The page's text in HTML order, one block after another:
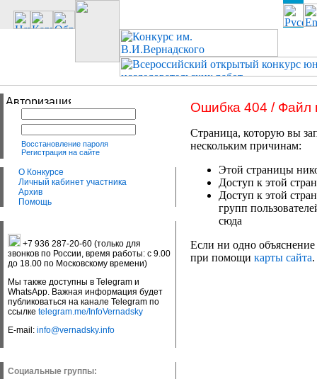
Восстановление пароля
Регистрация на сайте
О Конкурсе
Личный кабинет участника
Архив
Помощь
+7 936 287-20-60 (только для
звонков по России, время работы: с 9.00
до 18.00 по Московскому времени)
Мы также доступны в Telegram и
WhatsApp. Важная информация будет
публиковаться на канале Telegram по
ссылке telegram.me/InfoVernadsky
E-mail: info@vernadsky.info
Социальные группы:
Ошибка 404 / Файл
Страница, которую вы
нескольким причинам:
Этой страницы
Доступ к этой
Доступ к этой
групп
сюда
Если ни одно объяснение
при помощи карты сайта.